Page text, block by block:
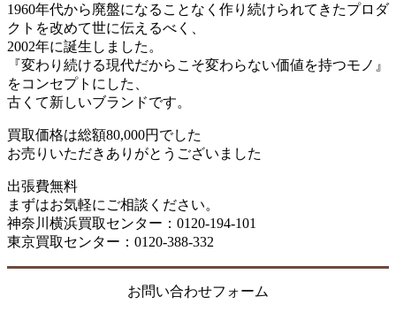
1960年代から廃盤になることなく作り続けられてきたプロダ
クトを改めて世に伝えるべく、
2002年に誕生しました。
『変わり続ける現代だからこそ変わらない価値を持つモノ』
をコンセプトにした、
古くて新しいブランドです。
買取価格は総額80,000円でした
お売りいただきありがとうございました
出張費無料
まずはお気軽にご相談ください。
神奈川横浜買取センター：0120-194-101
東京買取センター：0120-388-332
お問い合わせフォーム